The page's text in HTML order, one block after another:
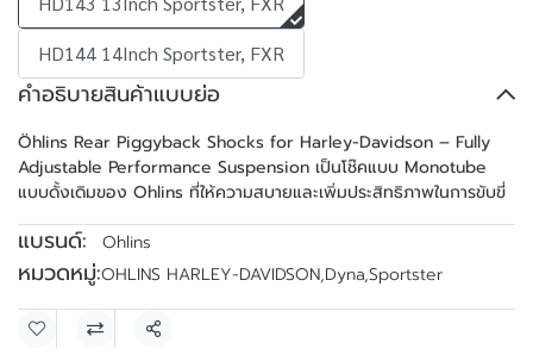
HD144 14Inch Sportster, FXR
คำอธิบายสินค้าแบบย่อ
Öhlins Rear Piggyback Shocks for Harley-Davidson – Fully
Adjustable Performance Suspension เป็นโช๊คแบบ Monotube
แบบดั้งเดิมของ Ohlins ที่ให้ความสบายและเพิ่มประสิทธิภาพในการขับขี่
แบรนด์: Ohlins
หมวดหมู่:OHLINS HARLEY-DAVIDSON,Dyna,Sportster
แชร์